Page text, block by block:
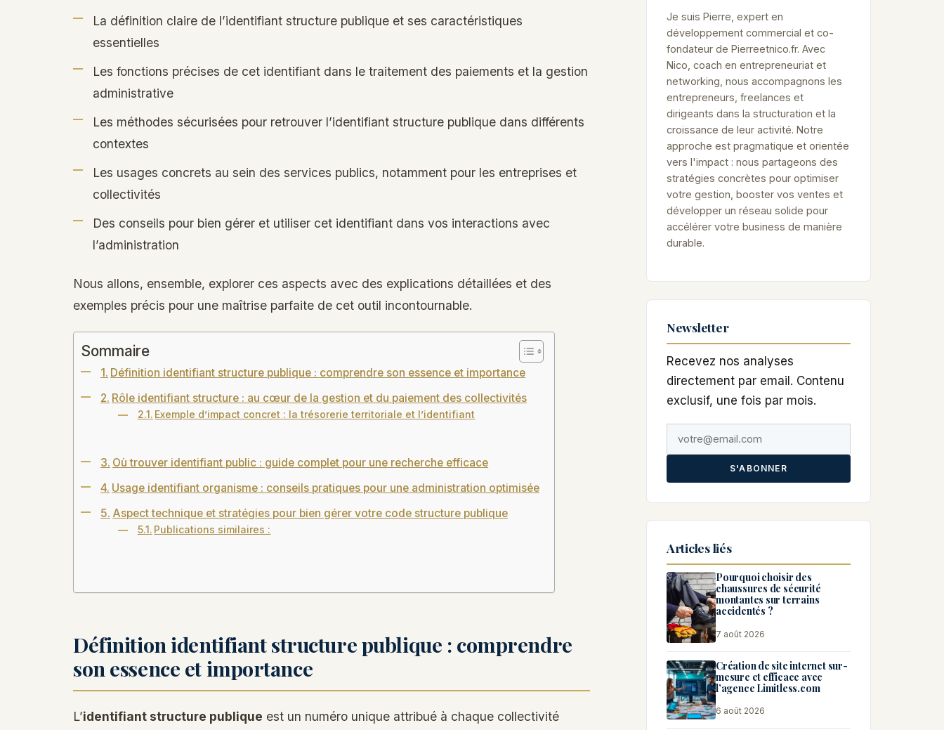
La définition claire de l’identifiant structure publique et ses caractéristiques
essentielles
Les fonctions précises de cet identifiant dans le traitement des paiements et la gestion
administrative
Les méthodes sécurisées pour retrouver l’identifiant structure publique dans différents
contextes
Les usages concrets au sein des services publics, notamment pour les entreprises et
collectivités
Des conseils pour bien gérer et utiliser cet identifiant dans vos interactions avec
l’administration
Nous allons, ensemble, explorer ces aspects avec des explications détaillées et des
exemples précis pour une maîtrise parfaite de cet outil incontournable.
Sommaire
Définition identifiant structure publique : comprendre son essence et importance
Rôle identifiant structure : au cœur de la gestion et du paiement des collectivités
Exemple d’impact concret : la trésorerie territoriale et l’identifiant
Où trouver identifiant public : guide complet pour une recherche efficace
Usage identifiant organisme : conseils pratiques pour une administration optimisée
Aspect technique et stratégies pour bien gérer votre code structure publique
Publications similaires :
Définition identifiant structure publique : comprendre
son essence et importance
L’identifiant structure publique est un numéro unique attribué à chaque collectivité
Je suis Pierre, expert en
développement commercial et co-
fondateur de Pierreetnico.fr. Avec
Nico, coach en entrepreneuriat et
networking, nous accompagnons les
entrepreneurs, freelances et
dirigeants dans la structuration et la
croissance de leur activité. Notre
approche est pragmatique et orientée
vers l'impact : nous partageons des
stratégies concrètes pour optimiser
votre gestion, booster vos ventes et
développer un réseau solide pour
accélérer votre business de manière
durable.
Newsletter
Recevez nos analyses
directement par email. Contenu
exclusif, une fois par mois.
S'ABONNER
Articles liés
Pourquoi choisir des
chaussures de sécurité
montantes sur terrains
accidentés ?
7 août 2026
Création de site internet sur-
mesure et efficace avec
l’agence Limitless.com
6 août 2026